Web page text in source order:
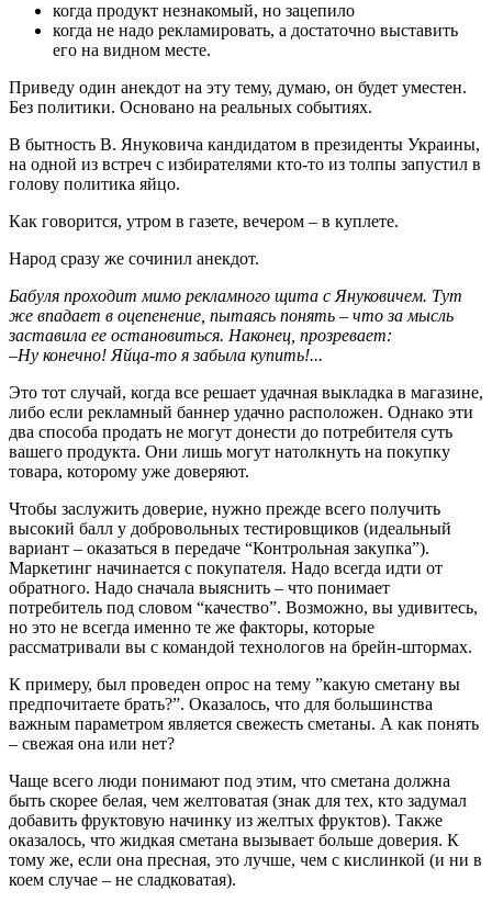
когда продукт незнакомый, но зацепило
когда не надо рекламировать, а достаточно выставить
его на видном месте.
Приведу один анекдот на эту тему, думаю, он будет уместен.
Без политики. Основано на реальных событиях.
В бытность В. Януковича кандидатом в президенты Украины,
на одной из встреч с избирателями кто-то из толпы запустил в
голову политика яйцо.
Как говорится, утром в газете, вечером – в куплете.
Народ сразу же сочинил анекдот.
Бабуля проходит мимо рекламного щита с Януковичем. Тут
же впадает в оцепенение, пытаясь понять – что за мысль
заставила ее остановиться. Наконец, прозревает:
–Ну конечно! Яйца-то я забыла купить!...
Это тот случай, когда все решает удачная выкладка в магазине,
либо если рекламный баннер удачно расположен. Однако эти
два способа продать не могут донести до потребителя суть
вашего продукта. Они лишь могут натолкнуть на покупку
товара, которому уже доверяют.
Чтобы заслужить доверие, нужно прежде всего получить
высокий балл у добровольных тестировщиков (идеальный
вариант – оказаться в передаче “Контрольная закупка”).
Маркетинг начинается с покупателя. Надо всегда идти от
обратного. Надо сначала выяснить – что понимает
потребитель под словом “качество”. Возможно, вы удивитесь,
но это не всегда именно те же факторы, которые
рассматривали вы с командой технологов на брейн-штормах.
К примеру, был проведен опрос на тему ”какую сметану вы
предпочитаете брать?”. Оказалось, что для большинства
важным параметром является свежесть сметаны. А как понять
– свежая она или нет?
Чаще всего люди понимают под этим, что сметана должна
быть скорее белая, чем желтоватая (знак для тех, кто задумал
добавить фруктовую начинку из желтых фруктов). Также
оказалось, что жидкая сметана вызывает больше доверия. К
тому же, если она пресная, это лучше, чем с кислинкой (и ни в
коем случае – не сладковатая).